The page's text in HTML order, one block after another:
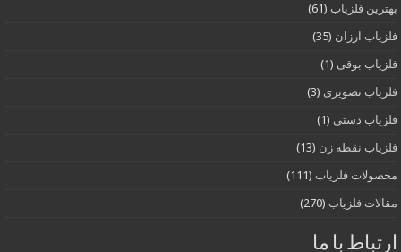
بهترین فلزیاب (61)
فلزیاب ارزان (35)
فلزیاب بوقی (1)
فلزیاب تصویری (3)
فلزیاب دستی (1)
فلزیاب نقطه زن (13)
محصولات فلزیاب (111)
مقالات فلزیاب (270)
ارتباط با ما